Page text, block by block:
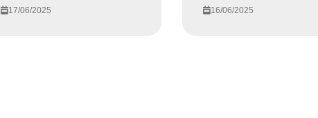
17/06/2025 16/06/2025